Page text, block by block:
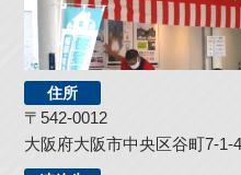
住所
〒542-0012
大阪府大阪市中央区谷町7-1-